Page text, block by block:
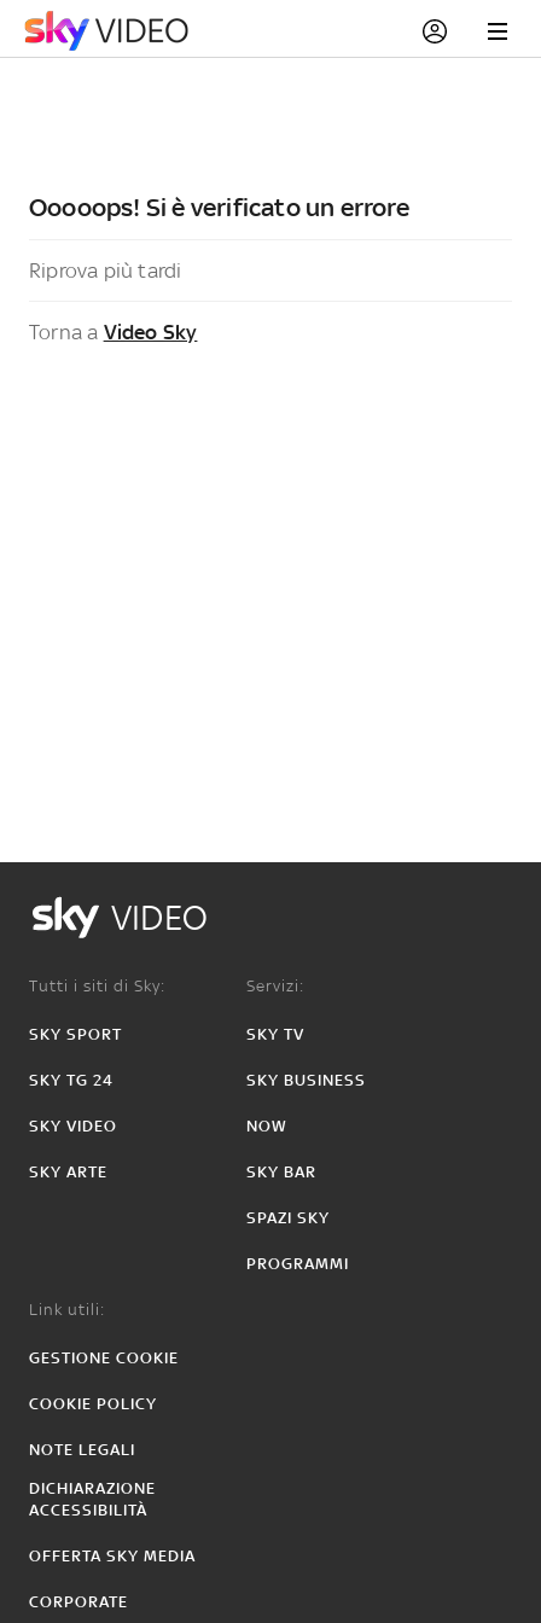
Ooooops! Si è verificato un errore
Riprova più tardi
Torna a Video Sky
VIDEO
Tutti i siti di Sky:
SKY SPORT
SKY TG 24
SKY VIDEO
SKY ARTE
Servizi:
SKY TV
SKY BUSINESS
NOW
SKY BAR
SPAZI SKY
PROGRAMMI
Link utili:
GESTIONE COOKIE
COOKIE POLICY
NOTE LEGALI
DICHIARAZIONE
ACCESSIBILITÀ
OFFERTA SKY MEDIA
CORPORATE